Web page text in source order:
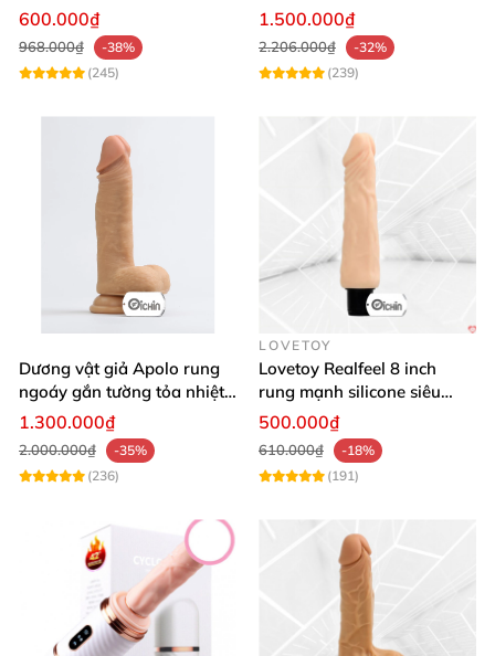
toàn pin AAA dễ dùng
600.000₫
968.000₫
-38%
(245)
pin sạc cao cấp
1.500.000₫
2.206.000₫
-32%
(239)
Dương vật giả Apolo rung
ngoáy gắn tường tỏa nhiệt
đa chế độ
1.300.000₫
2.000.000₫
-35%
(236)
LOVETOY
Lovetoy Realfeel 8 inch
rung mạnh silicone siêu
mềm
500.000₫
610.000₫
-18%
(191)